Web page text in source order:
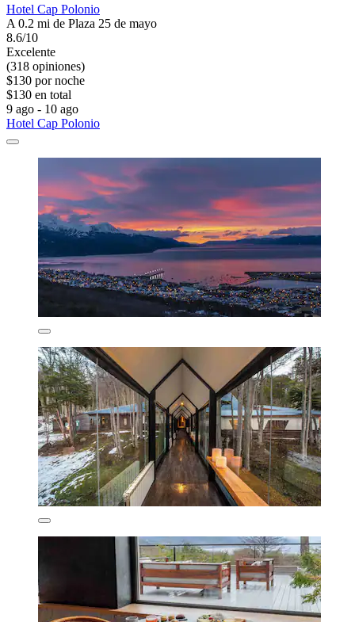
Hotel Cap Polonio
A 0.2 mi de Plaza 25 de mayo
8.6/10
Excelente
(318 opiniones)
$130 por noche
$130 en total
9 ago - 10 ago
Hotel Cap Polonio